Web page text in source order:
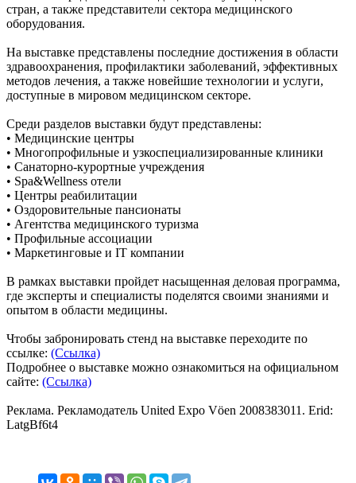
стран, а также представители сектора медицинского
оборудования.
На выставке представлены последние достижения в области
здравоохранения, профилактики заболеваний, эффективных
методов лечения, а также новейшие технологии и услуги,
доступные в мировом медицинском секторе.
Среди разделов выставки будут представлены:
• Медицинские центры
• Многопрофильные и узкоспециализированные клиники
• Санаторно-курортные учреждения
• Spa&Wellness отели
• Центры реабилитации
• Оздоровительные пансионаты
• Агентства медицинского туризма
• Профильные ассоциации
• Маркетинговые и IT компании
В рамках выставки пройдет насыщенная деловая программа,
где эксперты и специалисты поделятся своими знаниями и
опытом в области медицины.
Чтобы забронировать стенд на выставке переходите по
ссылке: (Ссылка)
Подробнее о выставке можно ознакомиться на официальном
сайте: (Ссылка)
Реклама. Рекламодатель United Expo Vöen 2008383011. Erid:
LatgBf6t4